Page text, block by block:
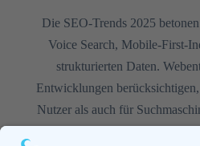
Die SEO-Trends 2025
Voice Search, Mobile-First-
strukturierten Daten.
Entwicklungen
Nutzer als auch für